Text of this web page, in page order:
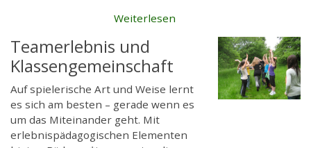
Weiterlesen
Teamerlebnis und
Klassengemeinschaft
Auf spielerische Art und Weise lernt
es sich am besten – gerade wenn es
um das Miteinander geht. Mit
erlebnispädagogischen Elementen